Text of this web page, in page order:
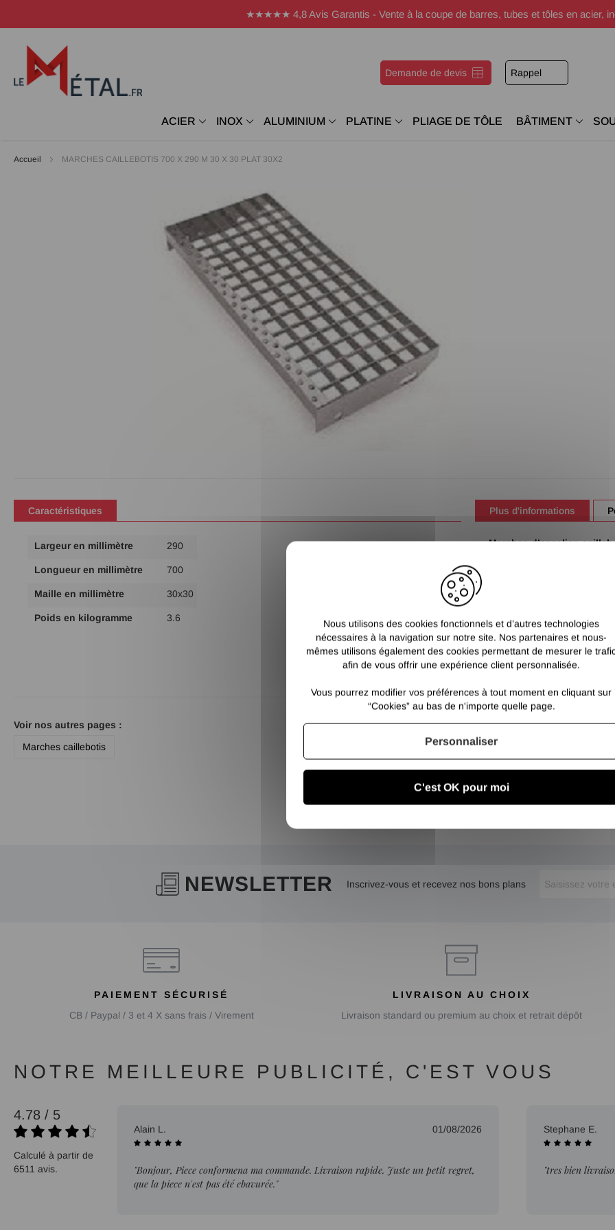
★★★★★ 4,8 Avis Garantis - Vente à la coupe de barres, tubes et tôles en acier,
Demande de devis Rappel
ACIER INOX ALUMINIUM PLATINE PLIAGE DE TÔLE BÂTIMENT
Accueil MARCHES CAILLEBOTIS 700 X 290 M 30 X 30 PLAT 30X2
la
d’images
Caractéristiques
Plus
Largeur en millimètre 290
Longueur en millimètre 700
Maille en millimètre 30x30
Poids en kilogramme 3.6
Plus d'informations
Marches d’escalier
Voir nos autres pages :
Marches caillebotis
NEWSLETTER Inscrivez-vous et recevez nos bons plans
PAIEMENT SÉCURISÉ
CB / Paypal / 3 et 4 X sans frais / Virement
LIVRAISON AU CHOIX
Livraison standard ou premium au choix et retrait dépôt
NOTRE MEILLEURE PUBLICITÉ, C'EST VOUS
4.78 / 5
Calculé à partir de
6511 avis.
02/08/2026 Alain L. 01/08/2026
"Bonjour, Piece conformena ma commande. Livraison rapide. Juste un petit regret,
que la piece n'est pas été ebavurée."
Stephane E.
"tres bien
Nous utilisons des cookies fonctionnels et d’autres technologies
nécessaires à la navigation sur notre site. Nos partenaires et nous-
mêmes utilisons également des cookies permettant de mesurer le
afin de vous offrir une expérience client personnalisée.
Vous pourrez modifier vos préférences à tout moment en cliquant sur
“Cookies” au bas de n'importe quelle page.
C'est OK pour moi
Personnaliser